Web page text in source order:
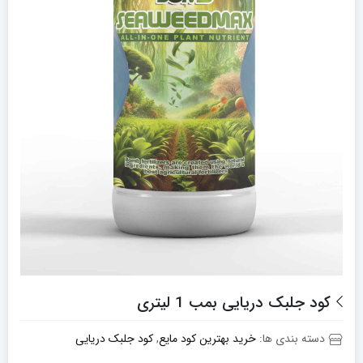
کود جلبک دریایی بمب 1 لیتری
دسته بندی ها: خرید بهترین کود مایع,کود جلبک دریایی